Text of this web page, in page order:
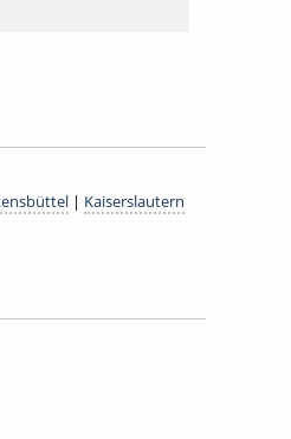
| Kaiserslautern